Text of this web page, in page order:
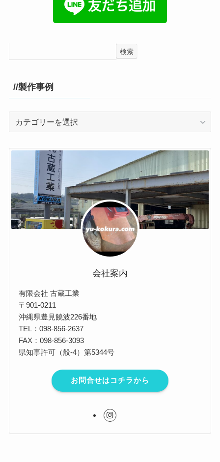
検索
//製作事例
事
会社案内
有限会社 古蔵工業
〒901-0211
沖縄県豊見饒波226番地
TEL：098-856-2637
FAX：098-856-3093
県知事許可（般-4）第5344号
お問合せはコチラから